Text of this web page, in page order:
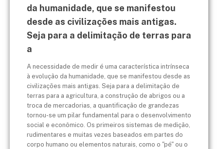
da humanidade, que se manifestou
desde as civilizações mais antigas.
Seja para a delimitação de terras para
a
A necessidade de medir é uma característica intrínseca
à evolução da humanidade, que se manifestou desde as
civilizações mais antigas. Seja para a delimitação de
terras para a agricultura, a construção de abrigos ou a
troca de mercadorias, a quantificação de grandezas
tornou-se um pilar fundamental para o desenvolvimento
social e econômico. Os primeiros sistemas de medição,
rudimentares e muitas vezes baseados em partes do
corpo humano ou elementos naturais, como o "pé" ou o